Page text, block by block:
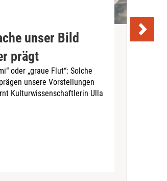
unser Bild
prägt
oder „graue Flut“: Solche
unsere Vorstellungen
Kulturwissenschaftlerin Ulla